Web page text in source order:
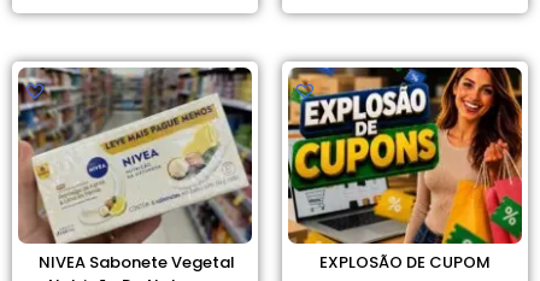
NIVEA Sabonete Vegetal
EXPLOSÃO DE CUPOM